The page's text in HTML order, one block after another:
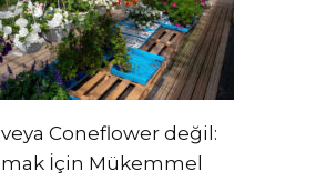
Coneflower değil:
İçin Mükemmel